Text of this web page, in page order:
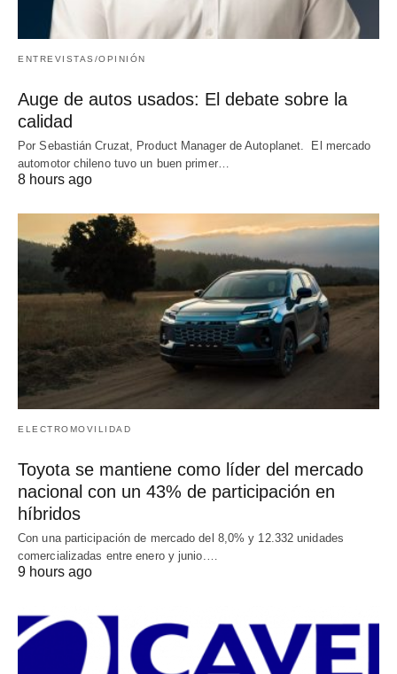
ENTREVISTAS/OPINIÓN
Auge de autos usados: El debate sobre la
calidad
Por Sebastián Cruzat, Product Manager de Autoplanet. El mercado
automotor chileno tuvo un buen primer…
8 hours ago
ELECTROMOVILIDAD
Toyota se mantiene como líder del mercado
nacional con un 43% de participación en
híbridos
Con una participación de mercado del 8,0% y 12.332 unidades
comercializadas entre enero y junio.…
9 hours ago